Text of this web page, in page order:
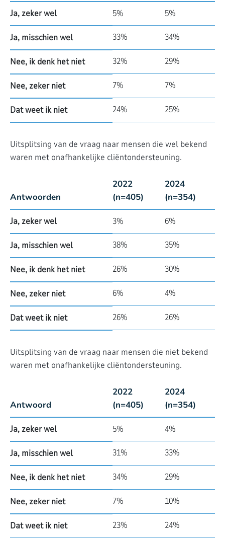
Ja, zeker wel 5% 5%
Ja, misschien wel 33% 34%
Nee, ik denk het niet 32% 29%
Nee, zeker niet 7% 7%
Dat weet ik niet 24% 25%
Uitsplitsing van de vraag naar mensen die wel bekend
waren met onafhankelijke cliëntondersteuning.
Antwoorden
2022
(n=405)
2024
(n=354)
Ja, zeker wel 3% 6%
Ja, misschien wel 38% 35%
Nee, ik denk het niet 26% 30%
Nee, zeker niet 6% 4%
Dat weet ik niet 26% 26%
Uitsplitsing van de vraag naar mensen die niet bekend
waren met onafhankelijke cliëntondersteuning.
Antwoord
2022
(n=405)
2024
(n=354)
Ja, zeker wel 5% 4%
Ja, misschien wel 31% 33%
Nee, ik denk het niet 34% 29%
Nee, zeker niet 7% 10%
Dat weet ik niet 23% 24%